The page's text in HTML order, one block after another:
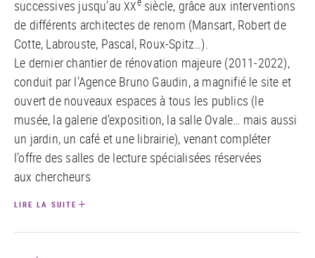
successives jusqu’auXX siècle, grâce aux interventions
de différents architectes de renom (Mansart, Robert de
Cotte, Labrouste, Pascal, Roux-Spitz…).
Le dernier chantier de rénovation majeure (2011-2022),
conduit par l’Agence Bruno Gaudin, a magnifié le site et
ouvert de nouveaux espaces à tous les publics (le
musée, la galerie d’exposition, la salle Ovale… mais aussi
un jardin, un café et une librairie), venant compléter
l’offre des salles de lecture spécialisées réservées
aux chercheurs
LIRE LA SUITE